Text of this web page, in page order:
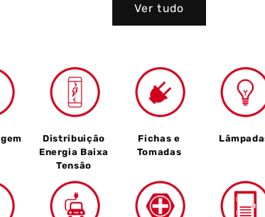
Ver tudo
Distribuição
Energia Baixa
Tensão
Fichas e
Tomadas